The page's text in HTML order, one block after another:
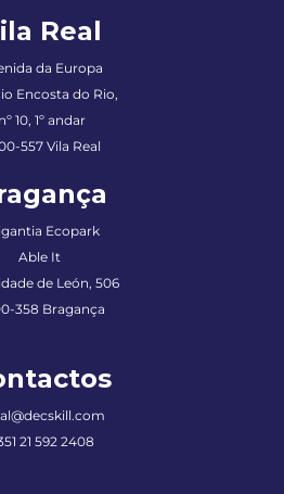
Real
da Europa
Encosta do Rio,
nº 10, 1º andar
557 Vila Real
Ecopark
Able It
de León, 506
358 Bragança
21 592 2408